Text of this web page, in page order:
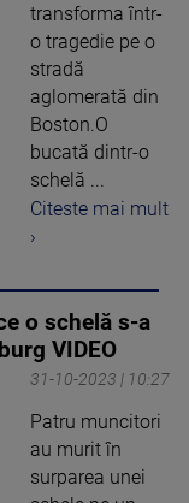
transforma într-
o tragedie pe o
stradă
aglomerată din
Boston.O
bucată dintr-o
schelă ...
Citeste mai mult
›
o schelă s-a
VIDEO
31-10-2023 | 10:27
Patru muncitori
au murit în
surparea unei